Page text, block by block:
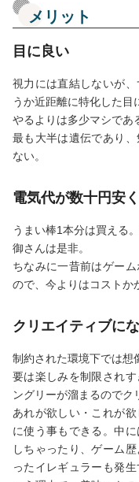
メリット
目に良い
視力には直結しないが
うか近距離に特化した目
やるよりは多少マシであ
最も大半は遺伝であり
ない。
電気代が数十円安
うまい棒1本分は買える
御さんは是非。
ちなみに一昔前はゲー
ので、今よりはコストか
クリエイティブに
制約された環境下では想
要は楽しみを制限され
ングリーが溜まるのでク
あれが欲しい・これが
に使う事もできる。中
しちゃったり、ゲーム
ったイレギュラーも発